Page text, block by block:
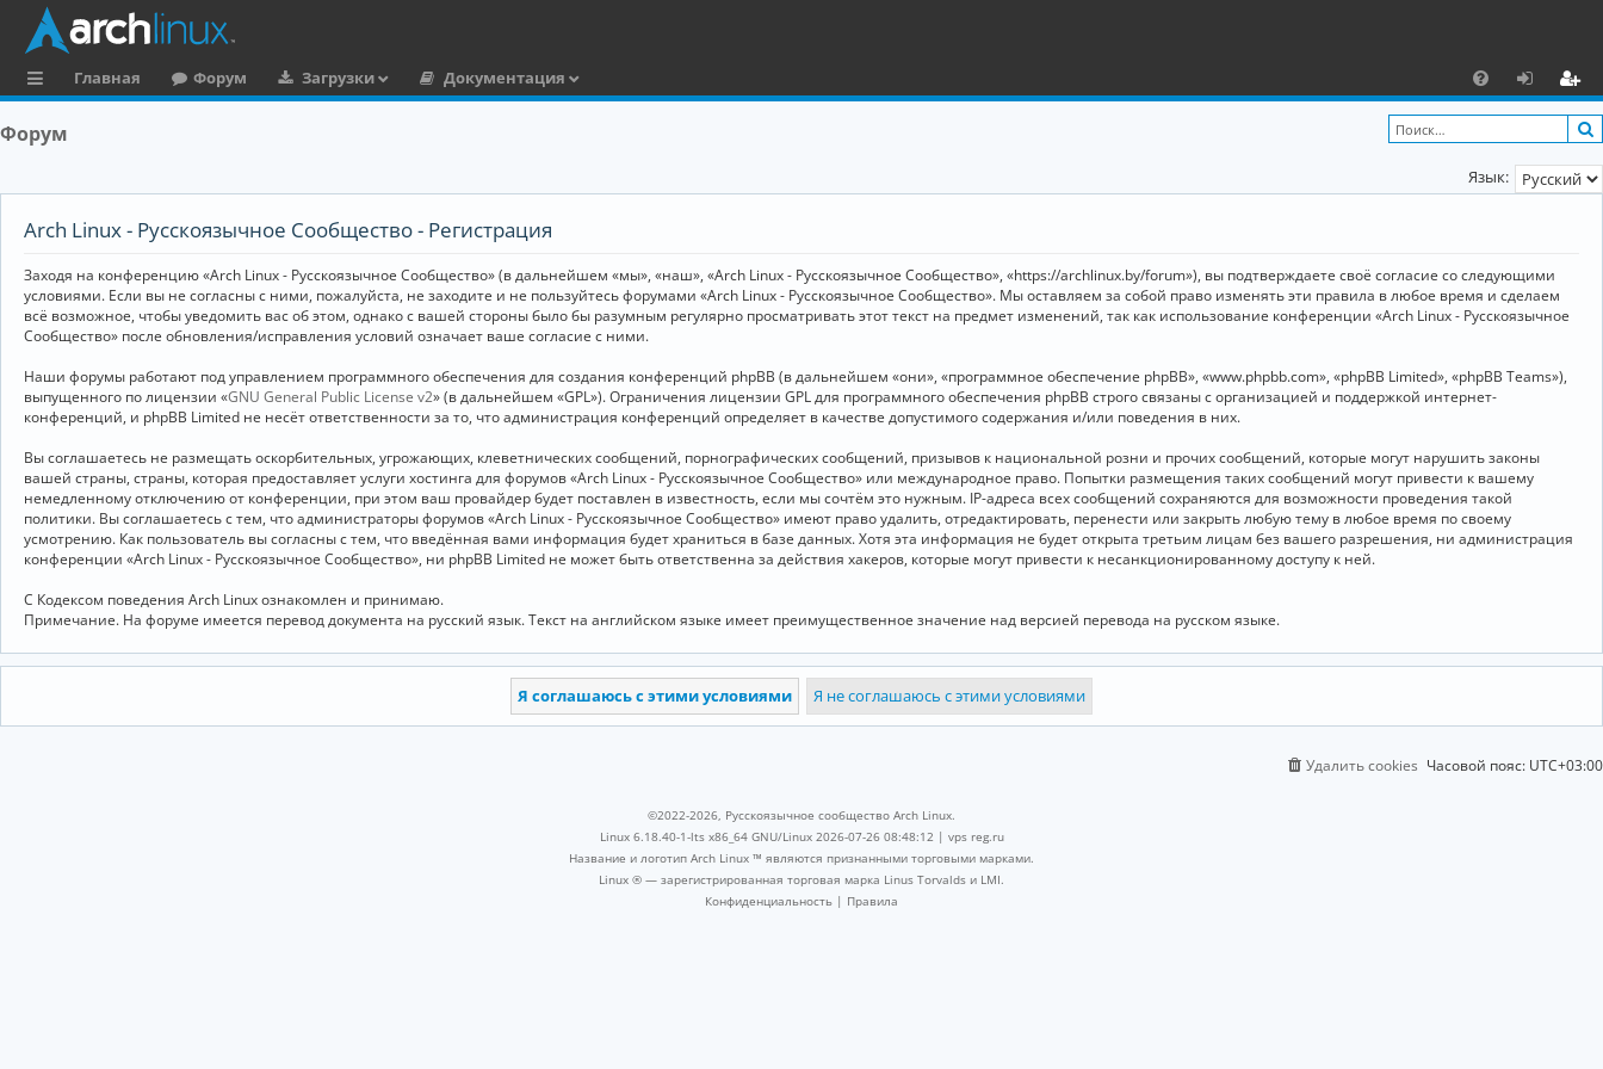
ы
к
Главная Форум Загрузки
Документация
F
A
Q
х
о
д
ег
и
ст
и
Форум
Язык:
Arch Linux - Русскоязычное Сообщество - Регистрация
Заходя на конференцию «Arch Linux - Русскоязычное Сообщество» (в дальнейшем «мы», «наш», «Arch Linux - Русскоязычное Сообщество», «https://archlinux.by/forum»), вы подтверждаете своё согласие со следующими
условиями. Если вы не согласны с ними, пожалуйста, не заходите и не пользуйтесь форумами «Arch Linux - Русскоязычное Сообщество». Мы оставляем за собой право изменять эти правила в любое время и сделаем
всё возможное, чтобы уведомить вас об этом, однако с вашей стороны было бы разумным регулярно просматривать этот текст на предмет изменений, так как использование конференции «Arch Linux - Русскоязычное
Сообщество» после обновления/исправления условий означает ваше согласие с ними.
Наши форумы работают под управлением программного обеспечения для создания конференций phpBB (в дальнейшем «они», «программное обеспечение phpBB», «www.phpbb.com», «phpBB Limited», «phpBB Teams»),
выпущенного по лицензии «GNU General Public License v2» (в дальнейшем «GPL»). Ограничения лицензии GPL для программного обеспечения phpBB строго связаны с организацией и поддержкой интернет-
конференций, и phpBB Limited не несёт ответственности за то, что администрация конференций определяет в качестве допустимого содержания и/или поведения в них.
Вы соглашаетесь не размещать оскорбительных, угрожающих, клеветнических сообщений, порнографических сообщений, призывов к национальной розни и прочих сообщений, которые могут нарушить законы
вашей страны, страны, которая предоставляет услуги хостинга для форумов «Arch Linux - Русскоязычное Сообщество» или международное право. Попытки размещения таких сообщений могут привести к вашему
немедленному отключению от конференции, при этом ваш провайдер будет поставлен в известность, если мы сочтём это нужным. IP-адреса всех сообщений сохраняются для возможности проведения такой
политики. Вы соглашаетесь с тем, что администраторы форумов «Arch Linux - Русскоязычное Сообщество» имеют право удалить, отредактировать, перенести или закрыть любую тему в любое время по своему
усмотрению. Как пользователь вы согласны с тем, что введённая вами информация будет храниться в базе данных. Хотя эта информация не будет открыта третьим лицам без вашего разрешения, ни администрация
конференции «Arch Linux - Русскоязычное Сообщество», ни phpBB Limited не может быть ответственна за действия хакеров, которые могут привести к несанкционированному доступу к ней.
С Кодексом поведения Arch Linux ознакомлен и принимаю.
Примечание. На форуме имеется перевод документа на русский язык. Текст на английском языке имеет преимущественное значение над версией перевода на русском языке.
Часовой пояс: UTC+03:00
Удалить cookies
©2022-2026, Русскоязычное сообщество Arch Linux.
Linux 6.18.40-1-lts x86_64 GNU/Linux 2026-07-26 08:48:12 | vps reg.ru
Название и логотип Arch Linux ™ являются признанными торговыми марками.
Linux ® — зарегистрированная торговая марка Linus Torvalds и LMI.
Конфиденциальность | Правила